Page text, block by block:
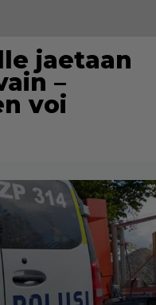
jaetaan
–
voi